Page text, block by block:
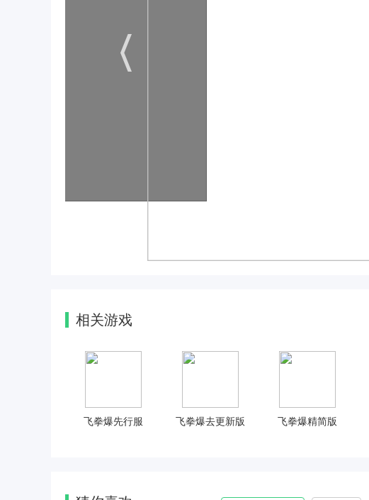
相关游戏
飞拳爆先行服 飞拳爆去更新版 飞拳爆精简版